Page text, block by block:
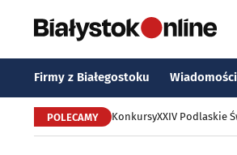
Firmy z Białegostoku Wiadomości
POLECAMY KonkursyXXIV Podlaskie